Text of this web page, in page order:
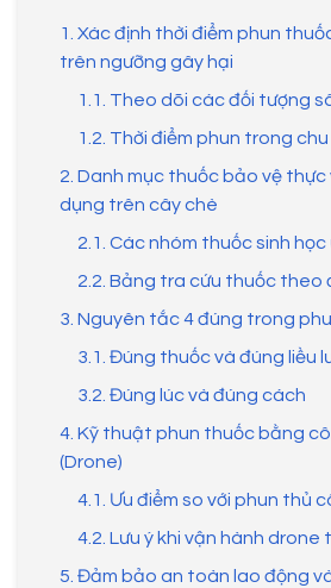
1. Xác định thời điểm phun
trên ngưỡng gây hại
1.1. Theo dõi các đối tượng
1.2. Thời điểm phun trong
2. Danh mục thuốc bảo vệ
dụng trên cây chè
2.1. Các nhóm thuốc sinh học
2.2. Bảng tra cứu thuốc theo
3. Nguyên tắc 4 đúng trong
3.1. Đúng thuốc và đúng liều
3.2. Đúng lúc và đúng cách
4. Kỹ thuật phun thuốc bằng
(Drone)
4.1. Ưu điểm so với phun thủ
4.2. Lưu ý khi vận hành drone
5. Đảm bảo an toàn lao động